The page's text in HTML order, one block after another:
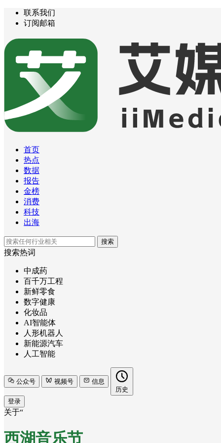
联系我们
订阅邮箱
首页
热点
数据
报告
金榜
消费
科技
出海
搜索
搜索热词
中成药
百千万工程
新鲜零食
数字健康
化妆品
AI智能体
人形机器人
新能源汽车
人工智能
公众号 视频号
信息
历史
登录
关于“
西湖音乐节